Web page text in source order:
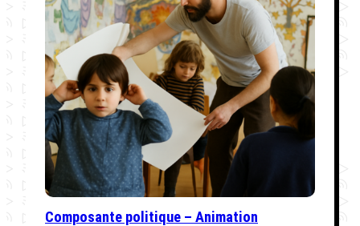
Composante politique – Animation